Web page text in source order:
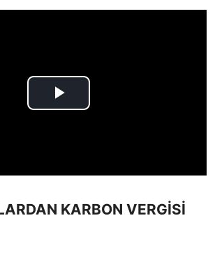
KARBON VERGİSİ